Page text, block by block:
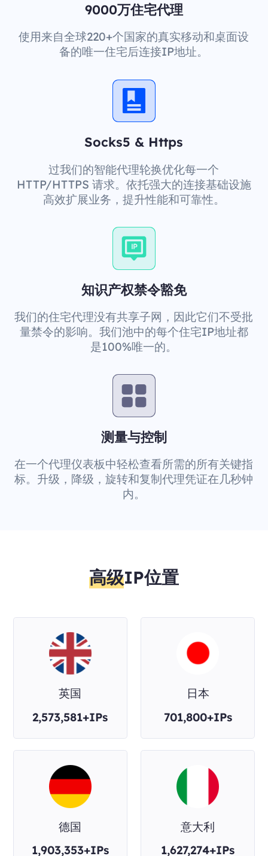
9000万住宅代理
使用来自全球220+个国家的真实移动和桌面设
备的唯一住宅后连接IP地址。
Socks5 & Https
过我们的智能代理轮换优化每一个
HTTP/HTTPS 请求。依托强大的连接基础设施
高效扩展业务，提升性能和可靠性。
知识产权禁令豁免
我们的住宅代理没有共享子网，因此它们不受批
量禁令的影响。我们池中的每个住宅IP地址都
是100%唯一的。
测量与控制
在一个代理仪表板中轻松查看所需的所有关键指
标。升级，降级，旋转和复制代理凭证在几秒钟
内。
高级IP位置
英国
2,573,581+IPs
日本
701,800+IPs
德国
1,903,353+IPs
意大利
1,627,274+IPs